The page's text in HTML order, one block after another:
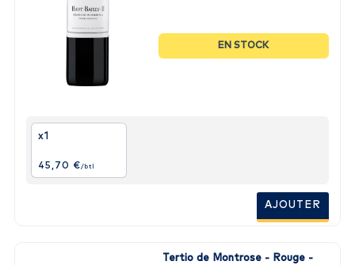
EN STOCK
x1
45,70 €/btl
AJOUTER
Tertio de Montrose - Rouge -